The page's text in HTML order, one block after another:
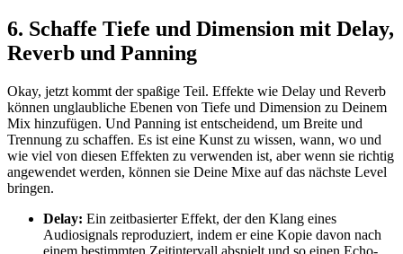
6. Schaffe Tiefe und Dimension mit Delay,
Reverb und Panning
Okay, jetzt kommt der spaßige Teil. Effekte wie Delay und Reverb
können unglaubliche Ebenen von Tiefe und Dimension zu Deinem
Mix hinzufügen. Und Panning ist entscheidend, um Breite und
Trennung zu schaffen. Es ist eine Kunst zu wissen, wann, wo und
wie viel von diesen Effekten zu verwenden ist, aber wenn sie richtig
angewendet werden, können sie Deine Mixe auf das nächste Level
bringen.
Delay: Ein zeitbasierter Effekt, der den Klang eines
Audiosignals reproduziert, indem er eine Kopie davon nach
einem bestimmten Zeitintervall abspielt und so einen Echo-